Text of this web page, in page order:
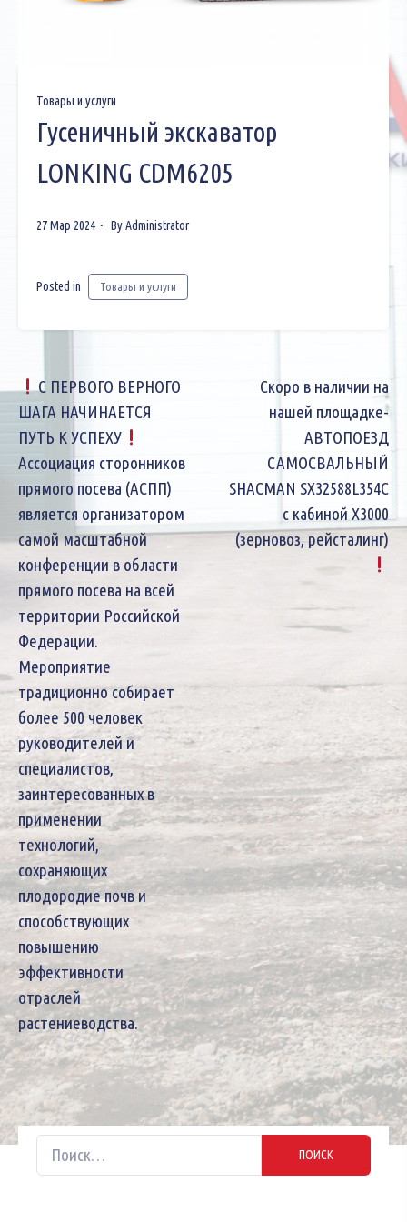
Товары и услуги
Гусеничный экскаватор
LONKING CDM6205
27 Мар 2024 ByAdministrator
Posted in Товары и услуги
Навигация
по
записям
С ПЕРВОГО ВЕРНОГО
ШАГА НАЧИНАЕТСЯ
ПУТЬ К УСПЕХУ
Ассоциация сторонников
прямого посева (АСПП)
является организатором
самой масштабной
конференции в области
прямого посева на всей
территории Российской
Федерации.
Мероприятие
традиционно собирает
более 500 человек
руководителей и
специалистов,
заинтересованных в
применении
технологий,
сохраняющих
плодородие почв и
способствующих
повышению
эффективности
отраслей
растениеводства.
Скоро в наличии на
нашей площадке-
АВТОПОЕЗД
САМОСВАЛЬНЫЙ
SHACMAN SX32588L354C
с кабиной Х3000
(зерновоз, рейсталинг)
Найти: